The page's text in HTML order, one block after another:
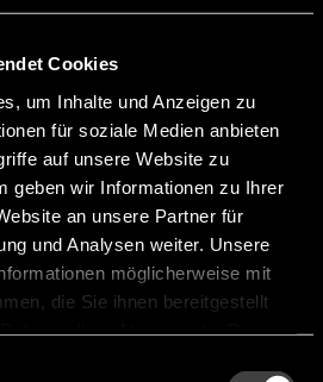
Cookies
um Inhalte und Anzeigen zu
für soziale Medien anbieten
auf unsere Website zu
geben wir Informationen zu Ihrer
an unsere Partner für
und Analysen weiter. Unsere
möglicherweise mit
die Sie ihnen bereitgestellt